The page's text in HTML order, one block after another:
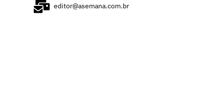
editor@asemana.com.br